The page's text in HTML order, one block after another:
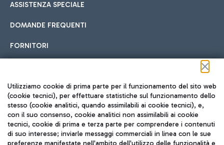
ASSISTENZA SPECIALE
DOMANDE FREQUENTI
FORNITORI
Seguici sui social
TRAVEL JOURNAL
Utilizziamo cookie di prima parte per il funzionamento del sito web
(cookie tecnici), per effettuare statistiche sul funzionamento dello
stesso (cookie analitici, quando assimilabili ai cookie tecnici), e,
con il suo consenso, cookie analitici non assimilabili ai cookie
tecnici, cookie di prima e terza parte per comprendere i contenuti
di suo interesse; inviarle messaggi commerciali in linea con le sue
preferenze manifestate nell'ambito dell'utilizzo delle funzionalità e